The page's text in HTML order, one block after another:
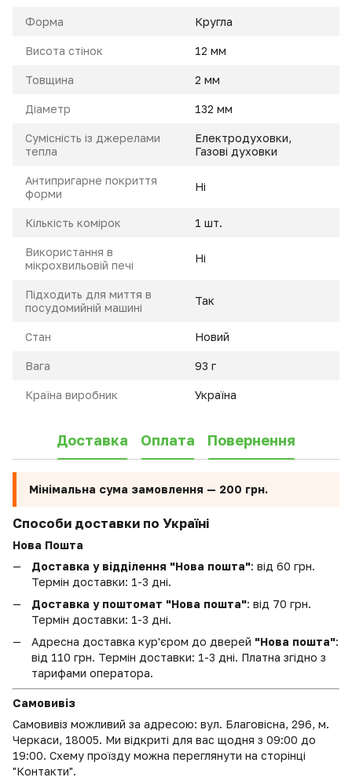
Форма Кругла
Висота стінок 12 мм
Товщина 2 мм
Діаметр 132 мм
Сумісність із джерелами
тепла
Електродуховки,
Газові духовки
Антипригарне покриття
форми
Ні
Кількість комірок 1 шт.
Використання в
мікрохвильовій печі
Ні
Підходить для миття в
посудомийній машині
Так
Стан Новий
Вага 93 г
Країна виробник Україна
Доставка Оплата Повернення
Мінімальна сума замовлення — 200 грн.
Способи доставки по Україні
Нова Пошта
Доставка у відділення "Нова пошта": від 60 грн.
Термін доставки: 1-3 дні.
Доставка у поштомат "Нова пошта": від 70 грн.
Термін доставки: 1-3 дні.
Адресна доставка кур'єром до дверей "Нова пошта":
від 110 грн. Термін доставки: 1-3 дні. Платна згідно з
тарифами оператора.
Самовивіз
Самовивіз можливий за адресою: вул. Благовісна, 296, м.
Черкаси, 18005. Ми відкриті для вас щодня з 09:00 до
19:00. Схему проїзду можна переглянути на сторінці
"Контакти".